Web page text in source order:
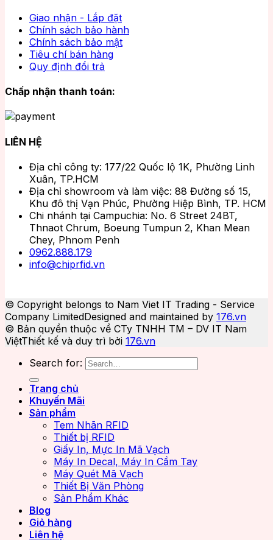
Giao nhận - Lắp đặt
Chính sách bảo hành
Chính sách bảo mật
Tiêu chí bán hàng
Quy định đổi trả
Chấp nhận thanh toán:
LIÊN HỆ
Địa chỉ công ty: 177/22 Quốc lộ 1K, Phường Linh
Xuân, TP.HCM
Địa chỉ showroom và làm việc: 88 Đường số 15,
Khu đô thị Vạn Phúc, Phường Hiệp Bình, TP. HCM
Chi nhánh tại Campuchia: No. 6 Street 24BT,
Thnaot Chrum, Boeung Tumpun 2, Khan Mean
Chey, Phnom Penh
0962.888.179
info@chiprfid.vn
© Copyright belongs to Nam Viet IT Trading - Service
Company LimitedDesigned and maintained by 176.vn
© Bản quyền thuộc về CTy TNHH TM – DV IT Nam
ViệtThiết kế và duy trì bởi 176.vn
Search for:
Trang chủ
Khuyến Mãi
Sản phẩm
Tem Nhãn RFID
Thiết bị RFID
Giấy In, Mực In Mã Vạch
Máy In Decal, Máy In Cầm Tay
Máy Quét Mã Vạch
Thiết Bị Văn Phòng
Sản Phẩm Khác
Blog
Giỏ hàng
Liên hệ